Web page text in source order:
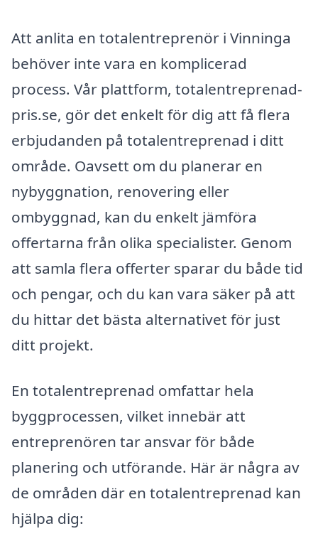
Att anlita en totalentreprenör i Vinninga
behöver inte vara en komplicerad
process. Vår plattform, totalentreprenad-
pris.se, gör det enkelt för dig att få flera
erbjudanden på totalentreprenad i ditt
område. Oavsett om du planerar en
nybyggnation, renovering eller
ombyggnad, kan du enkelt jämföra
offertarna från olika specialister. Genom
att samla flera offerter sparar du både tid
och pengar, och du kan vara säker på att
du hittar det bästa alternativet för just
ditt projekt.
En totalentreprenad omfattar hela
byggprocessen, vilket innebär att
entreprenören tar ansvar för både
planering och utförande. Här är några av
de områden där en totalentreprenad kan
hjälpa dig: